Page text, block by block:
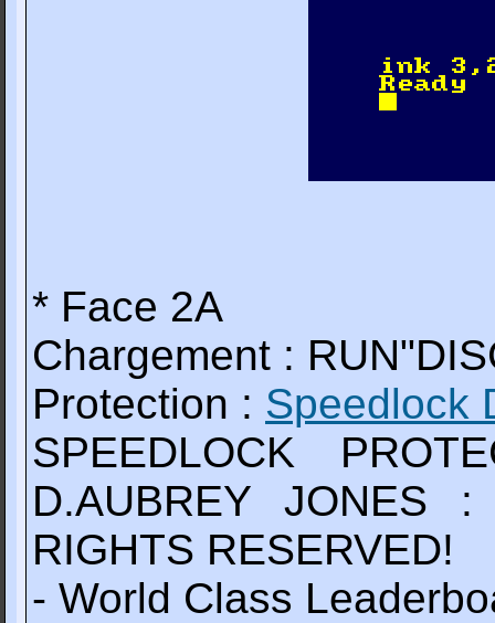
* Face 2A
Chargement :
Protection : Speedlock
SPEEDLOCK
D.AUBREY JONES
RIGHTS RESERVED!
- World Class